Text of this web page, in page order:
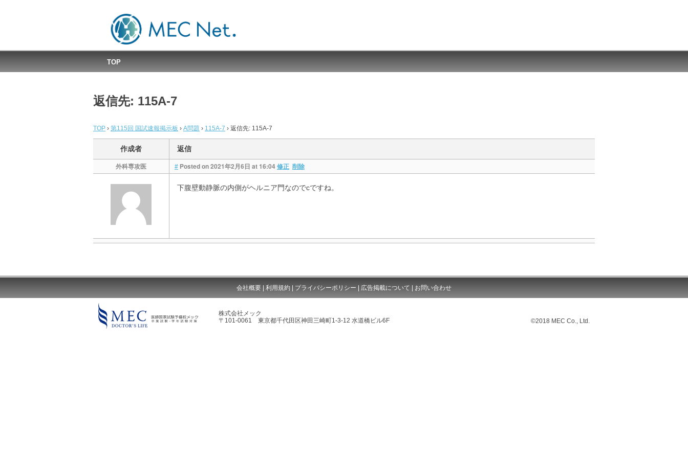
MEC国試速報掲示板
TOP
返信先: 115A-7
TOP › 第115回 国試速報掲示板 › A問題 › 115A-7 › 返信先: 115A-7
作成者 返信
外科専攻医 # Posted on 2021年2月6日 at 16:04 修正 削除
下腹壁動静脈の内側がヘルニア門なのでcですね。
会社概要 | 利用規約 | プライバシーポリシー | 広告掲載について | お問い合わせ
株式会社メック
〒101-0061 東京都千代田区神田三崎町1-3-12 水道橋ビル6F
©2018 MEC Co., Ltd.